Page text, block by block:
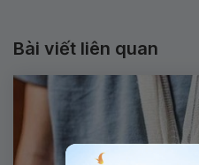
Bài viết liên quan